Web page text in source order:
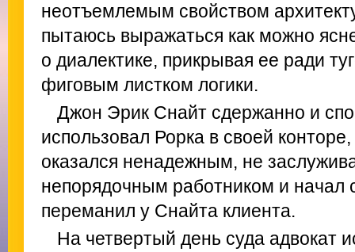
неотъемлемым свойством
пытаюсь выражаться как можно
о диалектике, прикрывая ее ради
фиговым листком логики.
Джон Эрик Снайт сдержанно и
использовал Рорка в своей
оказался ненадежным, не
непорядочным работником и начал
переманил у Снайта клиента.
На четвертый день суда адвокат